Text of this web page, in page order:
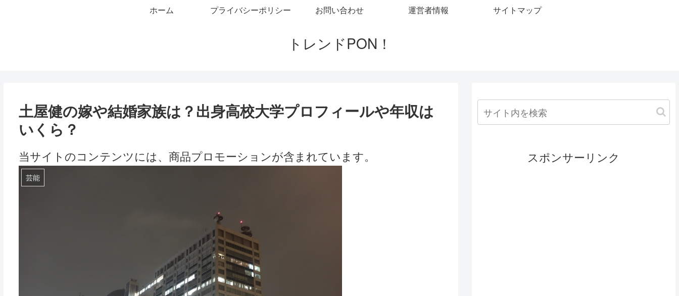
トレンドPON！
ホーム プライバシーポリシー お問い合わせ 運営者情報 サイトマップ
土屋健の嫁や結婚家族は？出身高校大学プロフィールや年収は
いくら？
当サイトのコンテンツには、商品プロモーションが含まれています。
芸能
スポンサーリンク